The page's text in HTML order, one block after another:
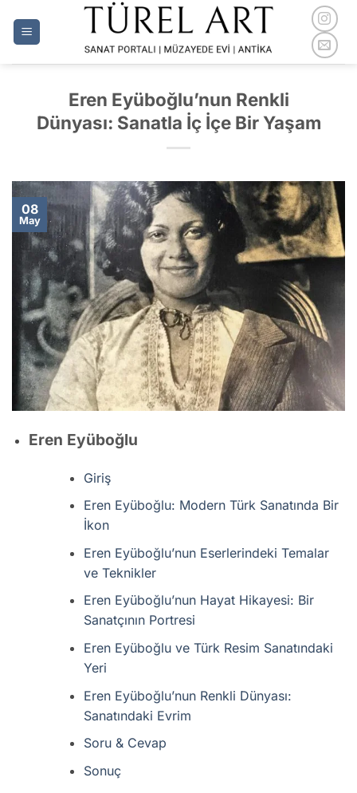
Eren Eyüboğlu’nun Renkli
Dünyası: Sanatla İç İçe Bir Yaşam
08
May
Eren Eyüboğlu
Giriş
Eren Eyüboğlu: Modern Türk Sanatında Bir
İkon
Eren Eyüboğlu’nun Eserlerindeki Temalar
ve Teknikler
Eren Eyüboğlu’nun Hayat Hikayesi: Bir
Sanatçının Portresi
Eren Eyüboğlu ve Türk Resim Sanatındaki
Yeri
Eren Eyüboğlu’nun Renkli Dünyası:
Sanatındaki Evrim
Soru & Cevap
Sonuç